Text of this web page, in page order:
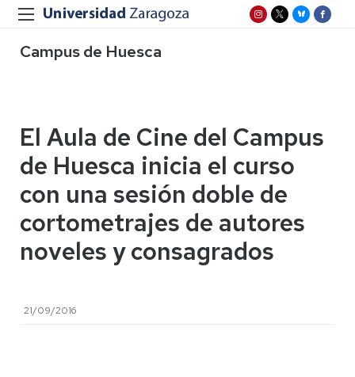
Campus de Huesca
El Aula de Cine del Campus
de Huesca inicia el curso
con una sesión doble de
cortometrajes de autores
noveles y consagrados
21/09/2016